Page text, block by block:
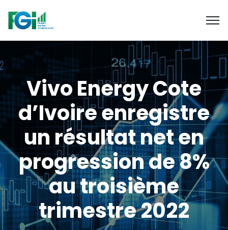
Vivo Energy Cote
d’Ivoire enregistre
un résultat net en
progression de 8%
au troisième
trimestre 2022